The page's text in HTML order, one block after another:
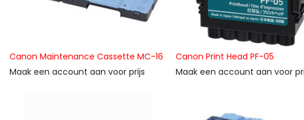
Canon Maintenance Cassette MC-16
Maak een account aan voor prijs
Canon Print Head PF-05
Maak een account aan voor